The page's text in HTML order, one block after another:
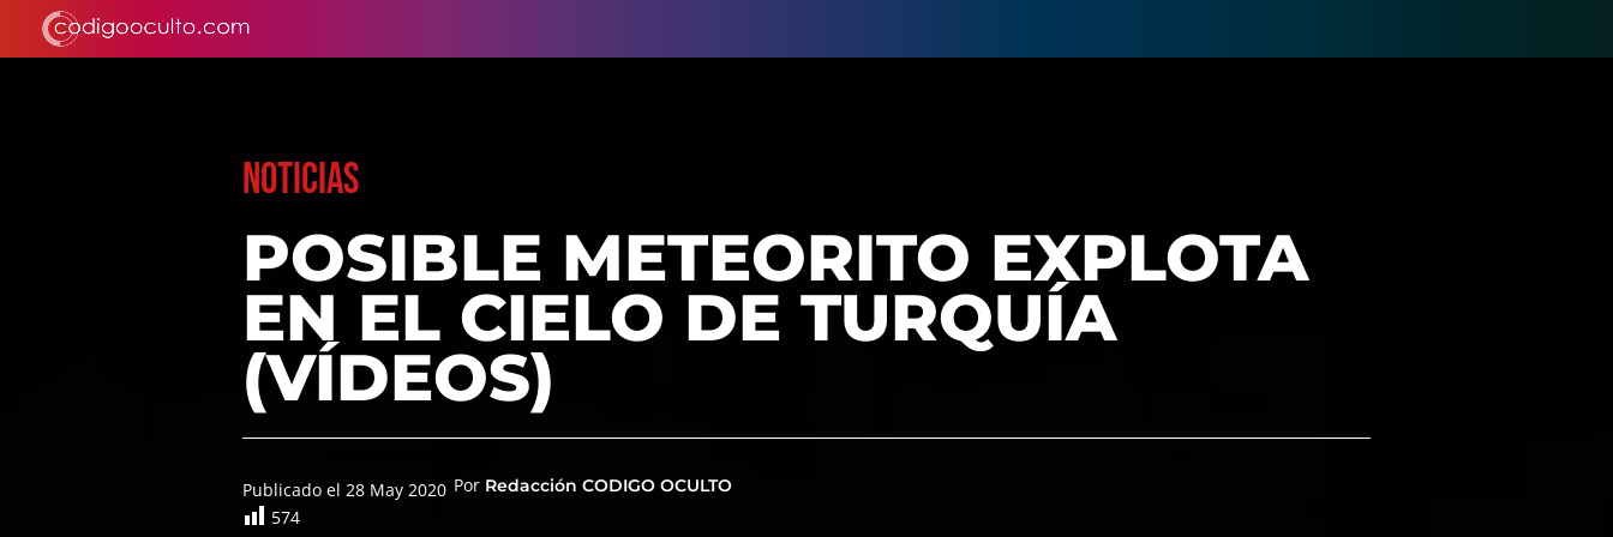
NOTICIAS
POSIBLE METEORITO EXPLOTA
EN EL CIELO DE TURQUÍA
(VÍDEOS)
Publicado el 28 May 2020 Por Redacción CODIGO OCULTO
574